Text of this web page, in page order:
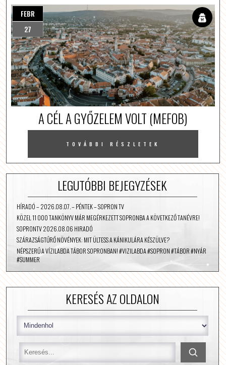
FEBR
27
A CÉL A GYŐZELEM VOLT (MEFOB)
TOVÁBBI RÉSZLETEK
LEGUTÓBBI BEJEGYZÉSEK
HÍRADÓ – 2026.08.07. – PÉNTEK – SOPRON TV
KÖZEL 11 000 TANKÖNYV MÁR MEGÉRKEZETT SOPRONBA A KÖVETKEZŐ TANÉVRE!
SOPRONTV 2026.08.06 HIRADÓ
SZÁRAZSÁGTŰRŐ NÖVÉNYEK: MIT ÜLTESS A KÁNIKULÁRA KÉSZÜLVE?
NÉPSZERŰ A VÍZILABDA TÁBOR SOPRONBAN! #VIZILABDA #SOPRON #TÁBOR #NYÁR
#SUMMER
KERESÉS AZ OLDALON